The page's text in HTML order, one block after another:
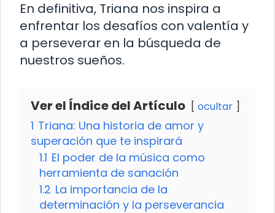
En definitiva, Triana nos inspira a
enfrentar los desafíos con valentía y
a perseverar en la búsqueda de
nuestros sueños.
Ver el Índice del Artículo ocultar
1 Triana: Una historia de amor y
superación que te inspirará
1.1 El poder de la música como
herramienta de sanación
1.2 La importancia de la
determinación y la perseverancia